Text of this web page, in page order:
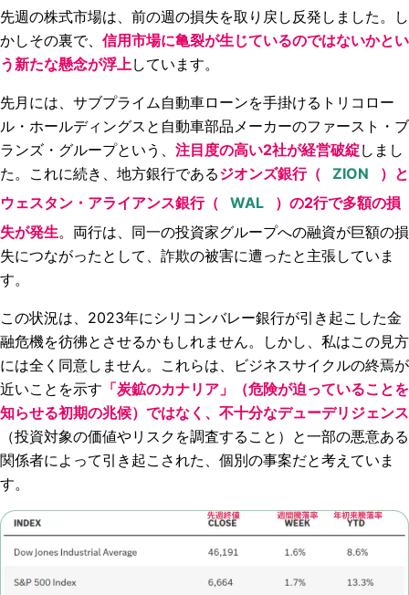
先週の株式市場は、前の週の損失を取り戻し反発しました。し
かしその裏で、 信用市場に亀裂が生じているのではないかとい
う新たな懸念が浮上 しています。
先月には、サブプライム自動車ローンを手掛けるトリコロー
ル・ホールディングスと自動車部品メーカーのファースト・ブ
ランズ・グループという、 注目度の高い2社が経営破綻しまし
た。これに続き、地方銀行であるジオンズ銀行（
）と
ウェスタン・アライアンス銀行（
）の2行で多額の損
失が発生。両行は、同一の投資家グループへの融資が巨額の損
失につながったとして、詐欺の被害に遭ったと主張していま
す。
この状況は、2023年にシリコンバレー銀行が引き起こした金
融危機を彷彿とさせるかもしれません。しかし、私はこの見方
には全く同意しません。これらは、ビジネスサイクルの終焉が
近いことを示す 「炭鉱のカナリア」（危険が迫っていることを
知らせる初期の兆候）ではなく、不十分なデューデリジェンス
（投資対象の価値やリスクを調査すること）と一部の悪意ある
関係者によって引き起こされた、個別の事案だと考えていま
す。